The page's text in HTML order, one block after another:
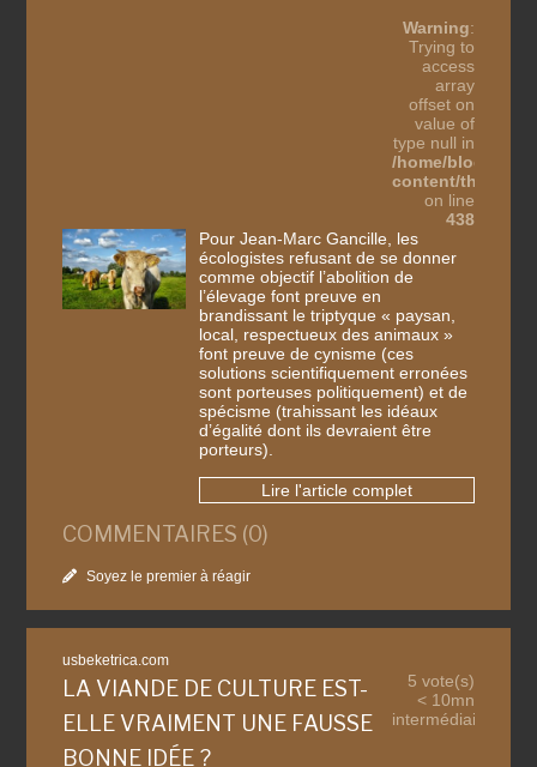
Warning:
Trying to
access
array
offset on
value of
type null in
/home/
content/themes/
on line
438
Pour Jean-Marc Gancille, les
écologistes refusant de se donner
comme objectif l’abolition de
l’élevage font preuve en
brandissant le triptyque « paysan,
local, respectueux des animaux »
font preuve de cynisme (ces
solutions scientifiquement erronées
sont porteuses politiquement) et de
spécisme (trahissant les idéaux
d’égalité dont ils devraient être
porteurs).
Lire l'article complet
COMMENTAIRES (0)
Soyez le premier à réagir
usbeketrica.com
LA VIANDE DE CULTURE EST-
ELLE VRAIMENT UNE FAUSSE
BONNE IDÉE ?
5 vote(s)
< 10mn
intermédiaire